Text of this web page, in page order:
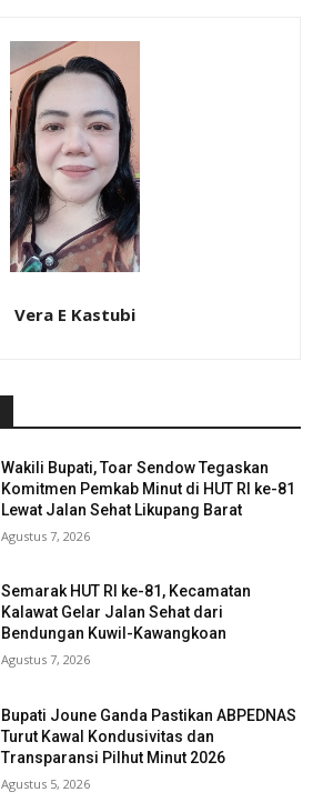
Vera E Kastubi
Wakili Bupati, Toar Sendow Tegaskan
Komitmen Pemkab Minut di HUT RI ke-81
Lewat Jalan Sehat Likupang Barat
Agustus 7, 2026
Semarak HUT RI ke-81, Kecamatan
Kalawat Gelar Jalan Sehat dari
Bendungan Kuwil-Kawangkoan
Agustus 7, 2026
Bupati Joune Ganda Pastikan ABPEDNAS
Turut Kawal Kondusivitas dan
Transparansi Pilhut Minut 2026
Agustus 5, 2026